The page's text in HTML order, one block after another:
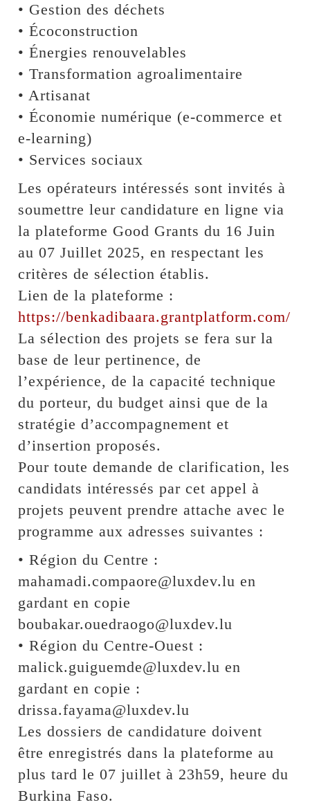
• Gestion des déchets
• Écoconstruction
• Énergies renouvelables
• Transformation agroalimentaire
• Artisanat
• Économie numérique (e-commerce et
e-learning)
• Services sociaux
Les opérateurs intéressés sont invités à
soumettre leur candidature en ligne via
la plateforme Good Grants du 16 Juin
au 07 Juillet 2025, en respectant les
critères de sélection établis.
Lien de la plateforme :
https://benkadibaara.grantplatform.com/
La sélection des projets se fera sur la
base de leur pertinence, de
l’expérience, de la capacité technique
du porteur, du budget ainsi que de la
stratégie d’accompagnement et
d’insertion proposés.
Pour toute demande de clarification, les
candidats intéressés par cet appel à
projets peuvent prendre attache avec le
programme aux adresses suivantes :
• Région du Centre :
mahamadi.compaore@luxdev.lu en
gardant en copie
boubakar.ouedraogo@luxdev.lu
• Région du Centre-Ouest :
malick.guiguemde@luxdev.lu en
gardant en copie :
drissa.fayama@luxdev.lu
Les dossiers de candidature doivent
être enregistrés dans la plateforme au
plus tard le 07 juillet à 23h59, heure du
Burkina Faso.